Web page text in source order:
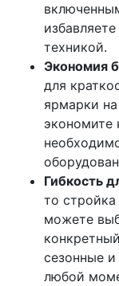
техникой.
Экономия
для
ярмарки
экономите
Гибкость
то
можете
сезонные
любой